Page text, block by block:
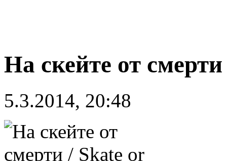
На скейте от
5.3.2014, 20:48